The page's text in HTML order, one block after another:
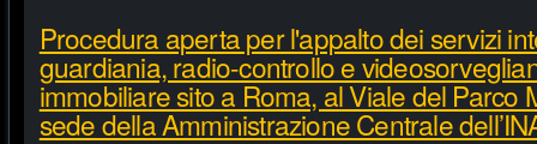
Procedura aperta per l'appalto dei servizi
guardiania, radio-controllo e
immobiliare sito a Roma, al Viale del Parco
sede della Amministrazione Centrale